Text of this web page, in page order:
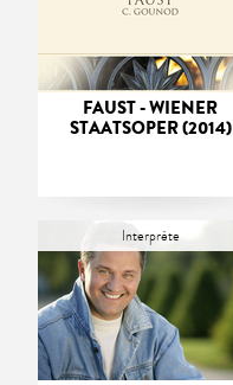
FAUST - WIENER
STAATSOPER (2014)
Interprète